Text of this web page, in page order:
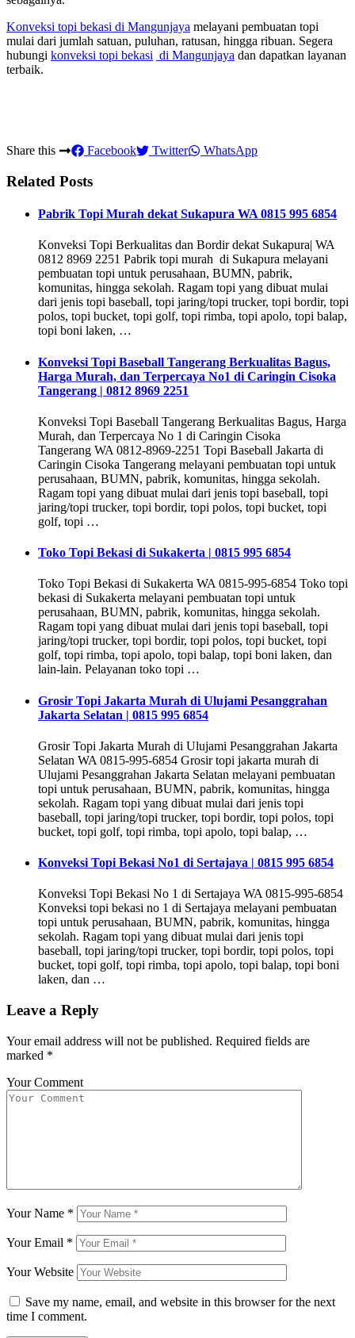
Konveksi topi bekasi di Mangunjaya melayani pembuatan topi
mulai dari jumlah satuan, puluhan, ratusan, hingga ribuan. Segera
hubungi konveksi topi bekasi di Mangunjaya dan dapatkan layanan
terbaik.
Share this Facebook Twitter WhatsApp
Related Posts
Pabrik Topi Murah dekat Sukapura WA 0815 995 6854
Konveksi Topi Berkualitas dan Bordir dekat Sukapura| WA
0812 8969 2251 Pabrik topi murah di Sukapura melayani
pembuatan topi untuk perusahaan, BUMN, pabrik,
komunitas, hingga sekolah. Ragam topi yang dibuat mulai
dari jenis topi baseball, topi jaring/topi trucker, topi bordir, topi
polos, topi bucket, topi golf, topi rimba, topi apolo, topi balap,
topi boni laken, …
Konveksi Topi Baseball Tangerang Berkualitas Bagus,
Harga Murah, dan Terpercaya No1 di Caringin Cisoka
Tangerang | 0812 8969 2251
Konveksi Topi Baseball Tangerang Berkualitas Bagus, Harga
Murah, dan Terpercaya No 1 di Caringin Cisoka
Tangerang WA 0812-8969-2251 Topi Baseball Jakarta di
Caringin Cisoka Tangerang melayani pembuatan topi untuk
perusahaan, BUMN, pabrik, komunitas, hingga sekolah.
Ragam topi yang dibuat mulai dari jenis topi baseball, topi
jaring/topi trucker, topi bordir, topi polos, topi bucket, topi
golf, topi …
Toko Topi Bekasi di Sukakerta | 0815 995 6854
Toko Topi Bekasi di Sukakerta WA 0815-995-6854 Toko topi
bekasi di Sukakerta melayani pembuatan topi untuk
perusahaan, BUMN, pabrik, komunitas, hingga sekolah.
Ragam topi yang dibuat mulai dari jenis topi baseball, topi
jaring/topi trucker, topi bordir, topi polos, topi bucket, topi
golf, topi rimba, topi apolo, topi balap, topi boni laken, dan
lain-lain. Pelayanan toko topi …
Grosir Topi Jakarta Murah di Ulujami Pesanggrahan
Jakarta Selatan | 0815 995 6854
Grosir Topi Jakarta Murah di Ulujami Pesanggrahan Jakarta
Selatan WA 0815-995-6854 Grosir topi jakarta murah di
Ulujami Pesanggrahan Jakarta Selatan melayani pembuatan
topi untuk perusahaan, BUMN, pabrik, komunitas, hingga
sekolah. Ragam topi yang dibuat mulai dari jenis topi
baseball, topi jaring/topi trucker, topi bordir, topi polos, topi
bucket, topi golf, topi rimba, topi apolo, topi balap, …
Konveksi Topi Bekasi No1 di Sertajaya | 0815 995 6854
Konveksi Topi Bekasi No 1 di Sertajaya WA 0815-995-6854
Konveksi topi bekasi no 1 di Sertajaya melayani pembuatan
topi untuk perusahaan, BUMN, pabrik, komunitas, hingga
sekolah. Ragam topi yang dibuat mulai dari jenis topi
baseball, topi jaring/topi trucker, topi bordir, topi polos, topi
bucket, topi golf, topi rimba, topi apolo, topi balap, topi boni
laken, dan …
Leave a Reply
Your email address will not be published. Required fields are
marked *
Your Comment
Your Name *
Your Email *
Your Website
Save my name, email, and website in this browser for the next
time I comment.